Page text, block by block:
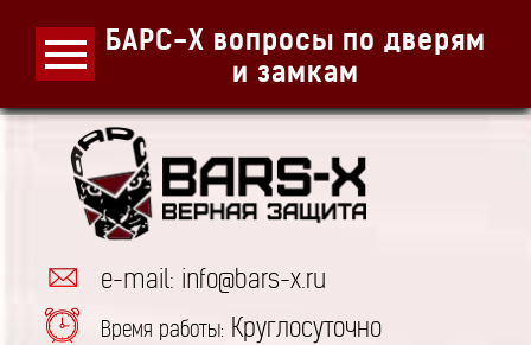
БАРС-Х вопросы по дверям
и замкам
e-mail: info@bars-x.ru
Время работы: Круглосуточно